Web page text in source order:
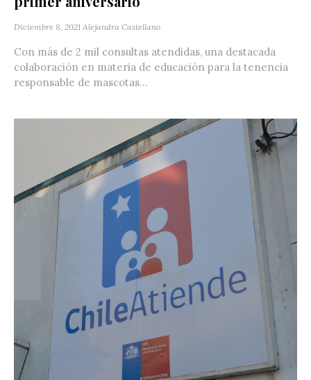
Diciembre 8, 2021 Alejandra Castellano
Con más de 2 mil consultas atendidas, una destacada
colaboración en materia de educación para la tenencia
responsable de mascotas...